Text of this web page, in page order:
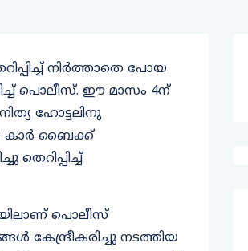
നിർത്താതെ പോയ
പൊലീസ്. ഈ മാസം 4ന്
ഹോട്ടലിനു
കാർ ബൈക്ക്
പൊലീസ്
കേന്ദ്രീകരിച്ചു നടത്തിയ